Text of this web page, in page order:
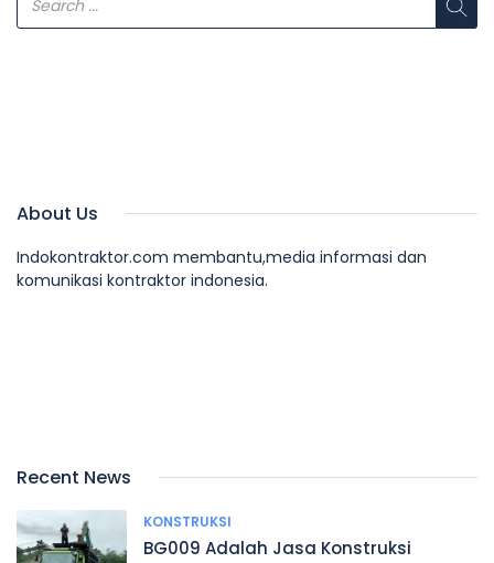
About Us
Indokontraktor.com membantu,media informasi dan
komunikasi kontraktor indonesia.
Recent News
KONSTRUKSI
BG009 Adalah Jasa Konstruksi